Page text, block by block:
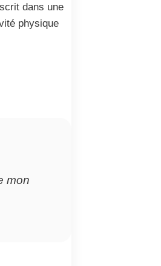
dans une
physique
mon